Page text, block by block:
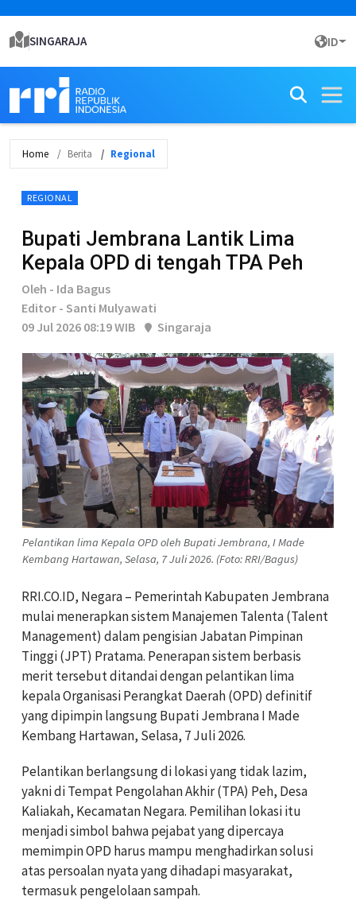
SINGARAJA ID
Home Berita Regional
REGIONAL
Bupati Jembrana Lantik Lima
Kepala OPD di tengah TPA Peh
Oleh - Ida Bagus
Editor - Santi Mulyawati
09 Jul 2026 08:19 WIB
Singaraja
Pelantikan lima Kepala OPD oleh Bupati Jembrana, I Made
Kembang Hartawan, Selasa, 7 Juli 2026. (Foto: RRI/Bagus)
RRI.CO.ID, Negara – Pemerintah Kabupaten Jembrana
mulai menerapkan sistem Manajemen Talenta (Talent
Management) dalam pengisian Jabatan Pimpinan
Tinggi (JPT) Pratama. Penerapan sistem berbasis
merit tersebut ditandai dengan pelantikan lima
kepala Organisasi Perangkat Daerah (OPD) definitif
yang dipimpin langsung Bupati Jembrana I Made
Kembang Hartawan, Selasa, 7 Juli 2026.
Pelantikan berlangsung di lokasi yang tidak lazim,
yakni di Tempat Pengolahan Akhir (TPA) Peh, Desa
Kaliakah, Kecamatan Negara. Pemilihan lokasi itu
menjadi simbol bahwa pejabat yang dipercaya
memimpin OPD harus mampu menghadirkan solusi
atas persoalan nyata yang dihadapi masyarakat,
termasuk pengelolaan sampah.